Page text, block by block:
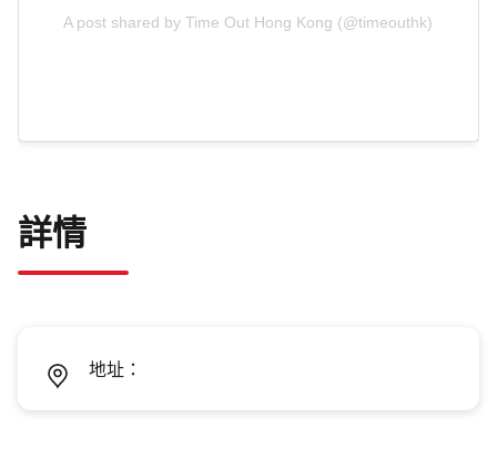
A post shared by Time Out Hong Kong (@timeouthk)
詳情
地址：